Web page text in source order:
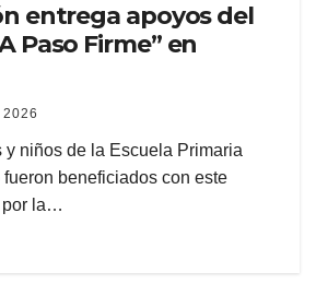
entrega apoyos del
Paso Firme” en
2026
y niños de la Escuela Primaria
beneficiados con este
por la…